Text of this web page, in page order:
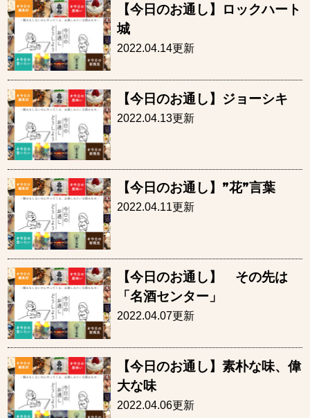
【今日のお通し】ロックハート
城
2022.04.14更新
【今日のお通し】ジョーシキ
2022.04.13更新
【今日のお通し】”花”言葉
2022.04.11更新
【今日のお通し】 その先は
「名酒センター」
2022.04.07更新
【今日のお通し】素朴な味、偉
大な味
2022.04.06更新